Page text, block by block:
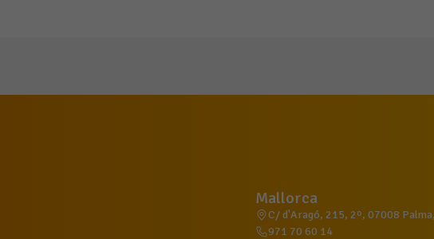
Mallorca
C/ d'Aragó, 215, 2º, 07008
971 70 60 14